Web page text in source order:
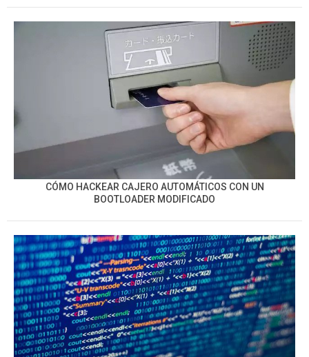
CÓMO HACKEAR CAJERO AUTOMÁTICOS CON UN
BOOTLOADER MODIFICADO